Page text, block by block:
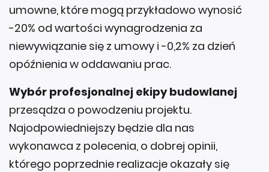
umowne, które mogą przykładowo wynosić
-20% od wartości wynagrodzenia za
niewywiązanie się z umowy i -0,2% za dzień
opóźnienia w oddawaniu prac.
Wybór profesjonalnej ekipy budowlanej
przesądza o powodzeniu projektu.
Najodpowiedniejszy będzie dla nas
wykonawca z polecenia, o dobrej opinii,
którego poprzednie realizacje okazały się